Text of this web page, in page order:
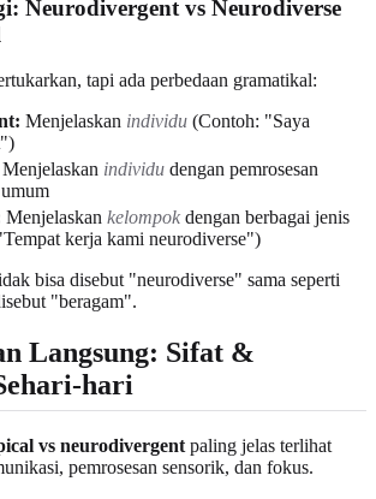
Neurodivergent vs Neurodiverse
tapi ada perbedaan gramatikal:
Menjelaskan individu (Contoh: "Saya
Menjelaskan individu dengan pemrosesan
Menjelaskan kelompok dengan berbagai jenis
kerja kami neurodiverse")
bisa disebut "neurodiverse" sama seperti
"beragam".
Langsung: Sifat &
hari
vs neurodivergent paling jelas terlihat
pemrosesan sensorik, dan fokus.